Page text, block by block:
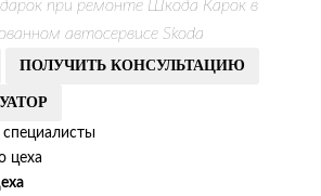
при ремонте Шкода Карок в
автосервисе Skoda
ПОЛУЧИТЬ КОНСУЛЬТАЦИЮ